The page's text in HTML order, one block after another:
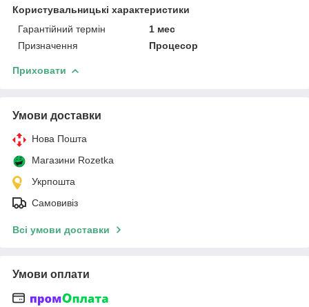
Користувальницькі характеристики
Гарантійний термін
1 мес
Призначення
Процесор
Приховати
Умови доставки
Нова Пошта
Магазини Rozetka
Укрпошта
Самовивіз
Всі умови доставки
Умови оплати